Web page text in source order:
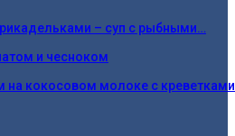
– суп с рыбными…
и чесноком
на кокосовом молоке с креветками